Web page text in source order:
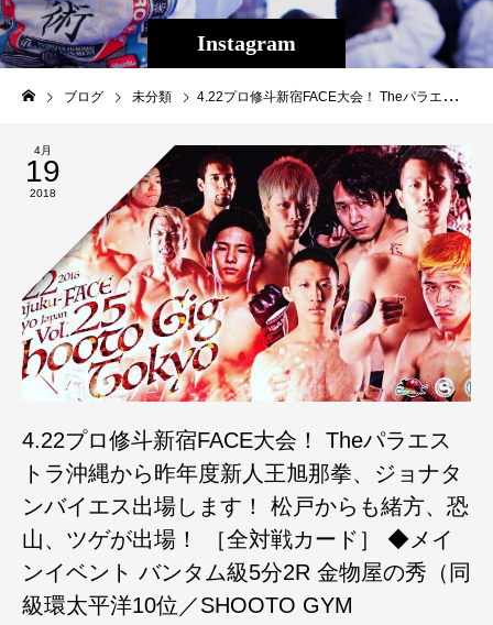
Instagram
ブログ 未分類 4.22プロ修斗新宿FACE大会！ Theパラエストラ沖縄から昨年度新人王旭那拳、ジョナタンバイエス出場します！ 松戸からも緒方、恐山、ツゲが出場！ ［全対戦カード］ ◆メインイベント バンタム級5分2R 金物屋の秀（同級環太平洋10位／SHOOTO GYM K’zFACTORY） vs 加藤ケンジ（K.O.SHOOTO GYM） ◆セミファイナル ライト級5分2R エドモンド金子（BRAVE） vs 宍戸 航太（SHOOTO GYM K’zFACTORY） ◆第7試合 ストロー級5分2R 木内崇雅（同級世界7位／和術慧舟會GODS） vs 旭那 拳（THEパラエストラ沖縄） ◆第6試合 MOBSTYLES Presents インフィニティリーグ2018ストロー級5分2R ニシダ☆ショー（同級世界3位／総合格闘技道場BURST） vs 新井 丈（キングダム立川コロッセオ） ◆第5試合 ウェルター級5分2R 田口泰地（roots） vs ジョナタン・バイエス（THEパラエストラ沖縄） ◆第4試合 フライ級5分2R 六本木 洋（総合格闘技道場STF） vs 恐山 陸奥太郎（パラエストラ松戸） ◆第3試合 フライ級5分2R RedPine☆大助（総合格闘技道場BURST） vs ツゲ ダイジ（パラエストラ松戸） ◆第2試合 フェザー級5分2R 久保村ヨシTERU（飛翔塾コンドル） vs 高橋孝徳（和術慧舟會AKZA） ◆第1試合 バンタム級5分2R 緒方 史朗（パラエストラ松戸） vs 木村 健（トライデントジム） ［大会名］SHOOTO GIG TOKYO Vol.25 ［日時］2018年4月22日（日） ［開場］17:30［開始］18:00 ※開場中にオープニングファイトを実施予定。 ［会場］東京・新宿FACE ［主催］株式会社サステイン ［チケット］VIP ￥10,000（完売）／RS ￥8,000／S ￥6,000（完売）／A ￥5,000（残り僅か） ※全席指定、税込み価格。 ※当日は500円増し。 ※ご入場の際、ドリンク代500円が別途必要になります。 ［チケット発売］2018年3月19日（月） ［チケット取扱所］ チケットぴあ 0570-02-9999［Pコード:594-730］ http://t.pia.jp/ フィットネスショップ水道橋 03-3265-4646 後楽園ホール 03-5800-9999 チケット&トラベルT-1 03-5275-2778 http://www.t-1.jp/tk/ 修斗GYM東京 03-3788-3042 ［お問い合せ］株式会社 サステイン 03-3788-3042 #shooto0422 #パラエストラ #沖縄 #那覇 #与儀 #MMA #shooto #コザ #総合格闘技 #修斗 #キックボクシング #柔術 #jiujitsu #ダイエット
4月
19
2018
4.22プロ修斗新宿FACE大会！ Theパラエス
トラ沖縄から昨年度新人王旭那拳、ジョナタ
ンバイエス出場します！ 松戸からも緒方、恐
山、ツゲが出場！ ［全対戦カード］ ◆メイ
ンイベント バンタム級5分2R 金物屋の秀（同
級環太平洋10位／SHOOTO GYM